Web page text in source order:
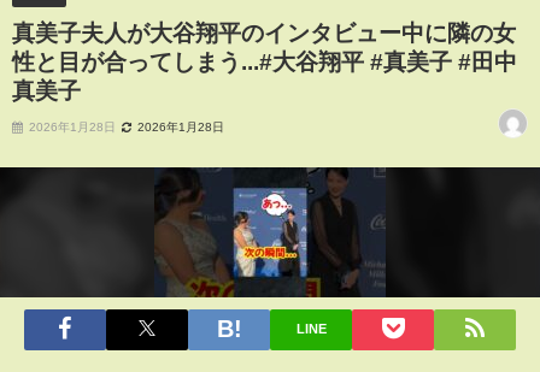
真美子夫人が大谷翔平のインタビュー中に隣の女
性と目が合ってしまう...#大谷翔平 #真美子 #田中
真美子
2026年1月28日 2026年1月28日
LINE